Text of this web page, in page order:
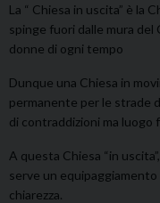
La “ Chiesa in uscita” è la
spinge fuori dalle mura del
donne di ogni tempo
Dunque una Chiesa in
permanente per le strade
di contraddizioni ma luogo
A questa Chiesa “in
serve un
chiarezza.